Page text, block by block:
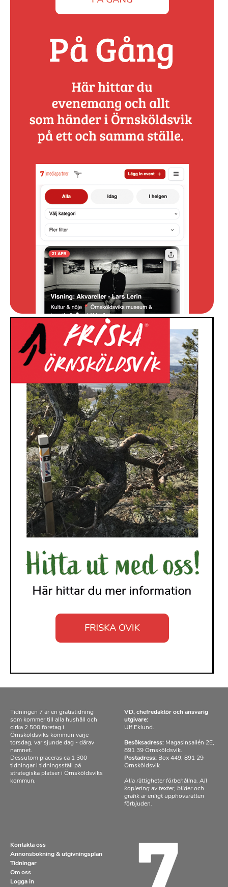
Tidningen 7 är en gratistidning
som kommer till alla hushåll och
cirka 2 500 företag i
Örnsköldsviks kommun varje
torsdag, var sjunde dag - därav
namnet.
Dessutom placeras ca 1 300
tidningar i tidningsställ på
strategiska platser i Örnsköldsviks
kommun.
VD, chefredaktör och ansvarig
utgivare:
Ulf Eklund.
Besöksadress: Magasinsallén 2E,
891 39 Örnsköldsvik.
Postadress: Box 449, 891 29
Örnsköldsvik
Alla rättigheter förbehållna. All
kopiering av texter, bilder och
grafik är enligt upphovsrätten
förbjuden.
Kontakta oss
Annonsbokning & utgivningsplan
Tidningar
Om oss
Logga in